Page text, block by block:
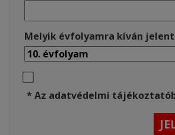
Melyik évfolyamra kíván
* Az adatvédelmi